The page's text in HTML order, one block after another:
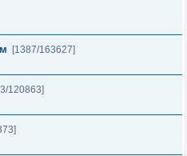
[1387/163627]
120863]